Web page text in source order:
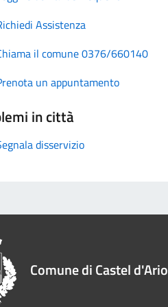
Assistenza
il comune 0376/660140
un appuntamento
in città
disservizio
Comune di Castel d'Ario